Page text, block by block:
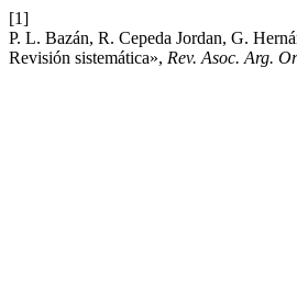
[1]
P. L. Bazán, R. Cepeda Jordan, G.
Revisión sistemática», Rev. Asoc. Arg.